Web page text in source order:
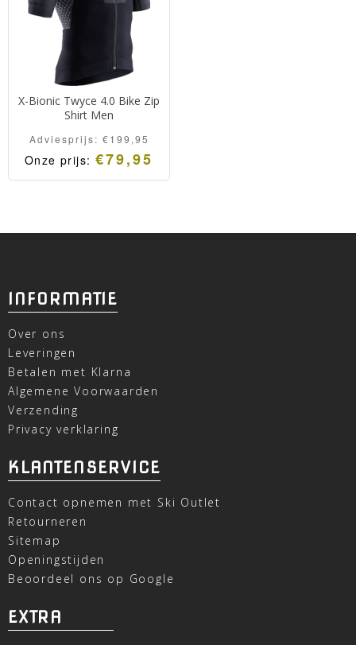
X-Bionic Twyce 4.0 Bike Zip
Shirt Men
Adviesprijs: €199,95
Onze prijs: €79,95
INFORMATIE
Over ons
Leveringen
Betalen met Klarna
Algemene Voorwaarden
Verzending
Privacy verklaring
KLANTENSERVICE
Contact opnemen met Ski Outlet
Retourneren
Sitemap
Openingstijden
Beoordeel ons op Google
EXTRA